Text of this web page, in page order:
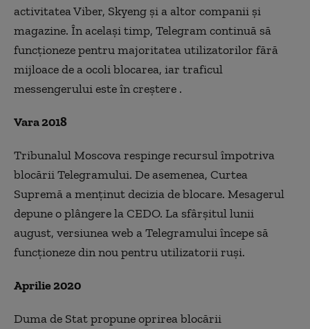
activitatea Viber, Skyeng și a altor companii și
magazine. În același timp, Telegram continuă să
funcționeze pentru majoritatea utilizatorilor fără
mijloace de a ocoli blocarea, iar traficul
messengerului este în creștere .
Vara 2018
Tribunalul Moscova respinge recursul împotriva
blocării Telegramului. De asemenea, Curtea
Supremă a menținut decizia de blocare. Mesagerul
depune o plângere la CEDO. La sfârșitul lunii
august, versiunea web a Telegramului începe să
funcționeze din nou pentru utilizatorii ruși.
Aprilie 2020
Duma de Stat propune oprirea blocării